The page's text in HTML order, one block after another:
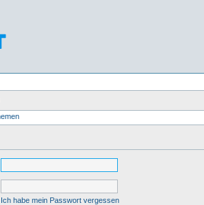
Ich habe mein Passwort vergessen